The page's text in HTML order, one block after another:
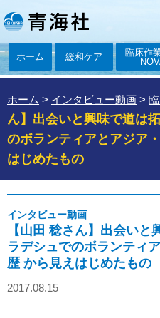
ホーム 緩和ケア
臨床作
ホーム > インタビュー動画 >
ん】出会いと興味で道は
のボランティアとアジア
はじめたもの
インタビュー動画
【山田 稔さん】出会い
ラデシュでのボランティ
歴 から見えはじめたもの
2017.08.15